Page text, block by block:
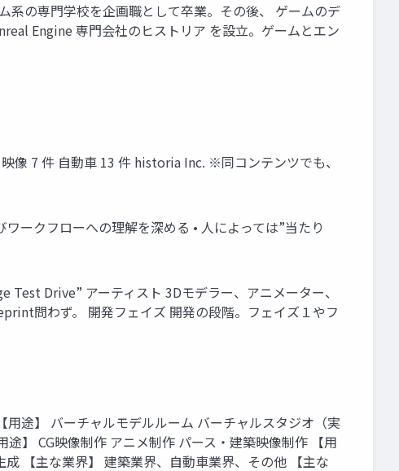
系の専門学校を企画職として卒業。その後、 ゲームのデ
Engine 専門会社のヒストリア を設立。ゲームとエン
像 7 件 自動車 13 件 historia Inc. ※同コンテンツでも、
ークフローへの理解を深める • 人によっては”当たり
Drive” アーティスト 3Dモデラー、アニメーター、
問わず。 開発フェイズ 開発の段階。フェイズ１やフ
途】 バーチャルモデルルーム バーチャルスタジオ（実
】 CG映像制作 アニメ制作 パース・建築映像制作 【用
【主な業界】 建築業界、自動車業界、その他 【主な